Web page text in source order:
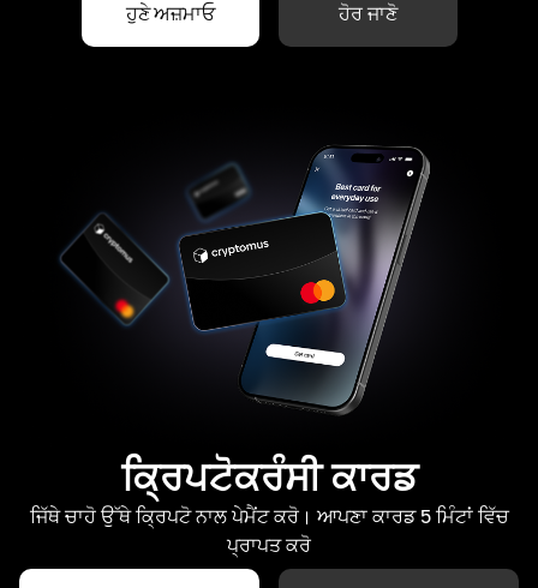
ਹੁਣੇ ਅਜ਼ਮਾਓ ਹੋਰ ਜਾਣੋ
ਕ੍ਰਿਪਟੋਕਰੰਸੀ ਕਾਰਡ
ਜਿੱਥੇ ਚਾਹੋ ਉੱਥੇ ਕ੍ਰਿਪਟੋ ਨਾਲ ਪੇਮੈਂਟ ਕਰੋ। ਆਪਣਾ ਕਾਰਡ 5 ਮਿੰਟਾਂ ਵਿੱਚ
ਪ੍ਰਾਪਤ ਕਰੋ